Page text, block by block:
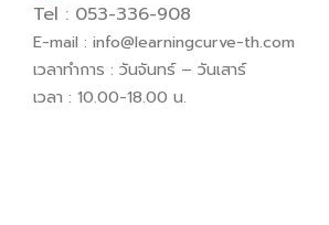
Tel : 053-336-908
E-mail : info@learningcurve-th.com
เวลาทำการ : วันจันทร์ – วันเสาร์
เวลา : 10.00-18.00 น.